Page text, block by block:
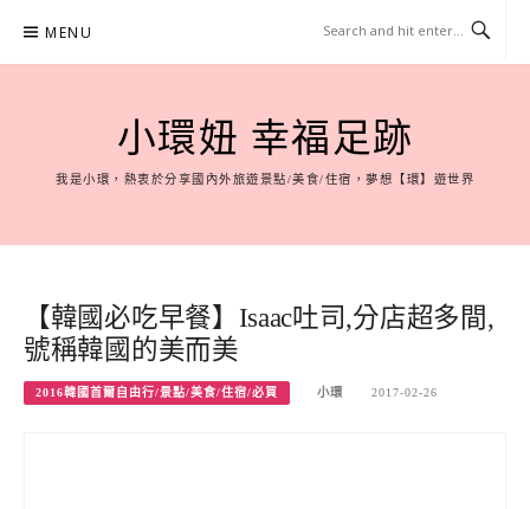
content
MENU
小環妞 幸福足跡
我是小環，熱衷於分享國內外旅遊景點/美食/住宿，夢想【環】遊世界
【韓國必吃早餐】Isaac吐司,分店超多間,
號稱韓國的美而美
2016韓國首爾自由行/景點/美食/住宿/必買 小環 2017-02-26